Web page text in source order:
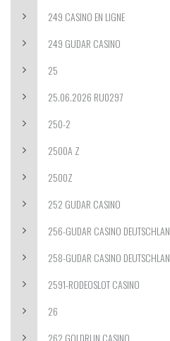
249 CASINO EN LIGNE
249 GUDAR CASINO
25
25.06.2026 RU0297
250-2
2500A Z
2500Z
252 GUDAR CASINO
256-GUDAR CASINO
258-GUDAR CASINO
2591-RODEOSLOT CASINO
26
262 GOLDRUN CASINO